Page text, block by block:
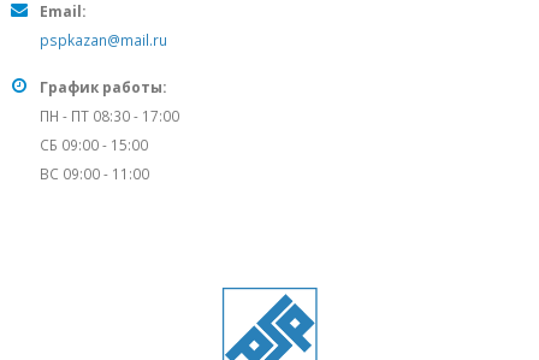
Email:
pspkazan@mail.ru
График работы:
ПН - ПТ 08:30 - 17:00
СБ 09:00 - 15:00
ВС 09:00 - 11:00